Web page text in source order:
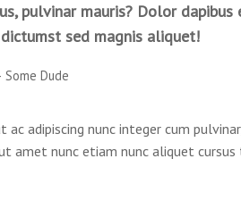
pulvinar mauris? Dolor dapibus
sed magnis aliquet!
Some Dude
ac adipiscing nunc integer cum
amet nunc etiam nunc aliquet